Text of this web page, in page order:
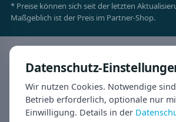
* Preise können sich seit der letzten
Maßgeblich ist der Preis im Partner-Shop.
Datenschutz-
Wir nutzen Cookies. Notwendige
Betrieb erforderlich, optionale nur
Einwilligung. Details in der